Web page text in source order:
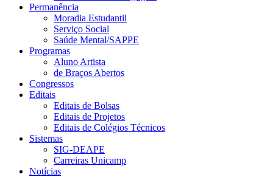
Permanência
Moradia Estudantil
Serviço Social
Saúde Mental/SAPPE
Programas
Aluno Artista
de Braços Abertos
Congressos
Editais
Editais de Bolsas
Editais de Projetos
Editais de Colégios Técnicos
Sistemas
SIG-DEAPE
Carreiras Unicamp
Notícias